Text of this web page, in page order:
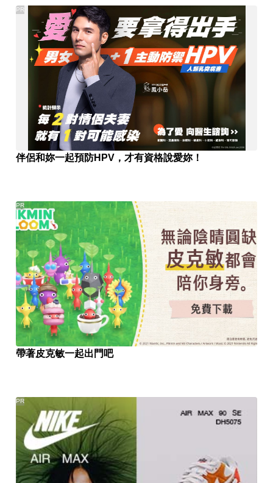
伴侶和妳一起預防HPV，才有資格說愛妳！
PR
帶著皮克敏一起出門吧
PR
PR